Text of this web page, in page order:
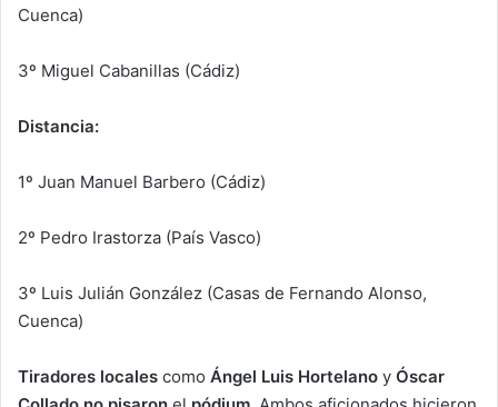
Cuenca)
3º Miguel Cabanillas (Cádiz)
Distancia:
1º Juan Manuel Barbero (Cádiz)
2º Pedro Irastorza (País Vasco)
3º Luis Julián González (Casas de Fernando Alonso,
Cuenca)
Tiradores locales como Ángel Luis Hortelano y Óscar